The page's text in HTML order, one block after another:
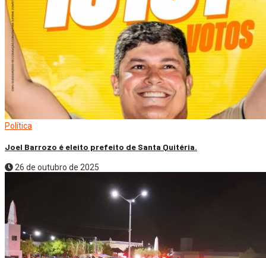
Política
Joel Barrozo é eleito prefeito de Santa Quitéria.
26 de outubro de 2025